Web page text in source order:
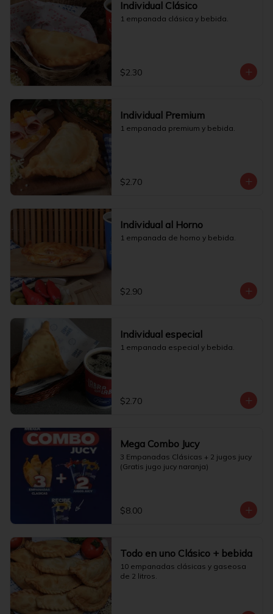
Individual Clásico
1 empanada clásica y bebida.
$2.30
Individual Premium
1 empanada premium y bebida.
$2.70
Individual al Horno
1 empanada de horno y bebida.
$2.90
Individual especial
1 empanada especial y bebida.
$2.70
Mega Combo Jucy
3 Empanadas Clásicas + 2 jugos jucy
(Gratis jugo jucy naranja)
$8.00
Todo en uno Clásico + bebida
10 empanadas clásicas y gaseosa
de 2 litros.